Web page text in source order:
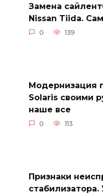
Замена
Nissan Tiida.
0 139
Модернизация
Solaris своими
наше все
0 113
Признаки